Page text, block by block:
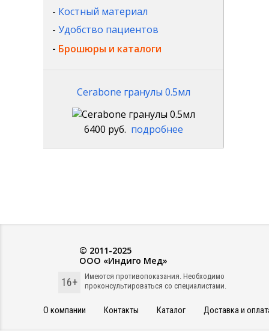
- Костный материал
- Удобство пациентов
- Брошюры и каталоги
Cerabone гранулы 0.5мл
6400 руб. подробнее
© 2011-2025
ООО «Индиго Мед»
16+
Имеются противопоказания. Необходимо
проконсультироваться со специалистами.
О компании Контакты Каталог Доставка и